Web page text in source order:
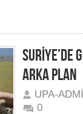
SURİYE’DE
ARKA PLAN
UPA-
0